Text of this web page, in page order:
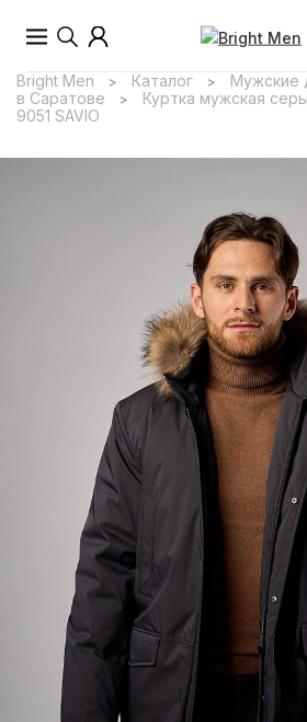
Bright Men > Каталог >
Мужские
в Саратове
>
Куртка мужская
9051 SAVIO